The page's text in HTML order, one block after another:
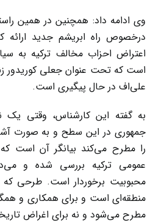
وی ادامه داد: همچنین در همین
درخصوص راه ابریشم جدید ارائه
اعتراض احزاب مخالف ترکیه به
است که تحت عنوان جعلی کوریدور
علی‌اف در حال پیگیری است.
به گفته این کارشناس، وقتی یک
جمهوری در این سطح و به صورت
را مطرح می‌کند بیانگر آن است
عمومی ترکیه بررسی شده و
محبوبیت برخوردار است. طرحی که
منطقه‌ای است و برای همکاری و
مطرح می‌شود و نه برای اغراض